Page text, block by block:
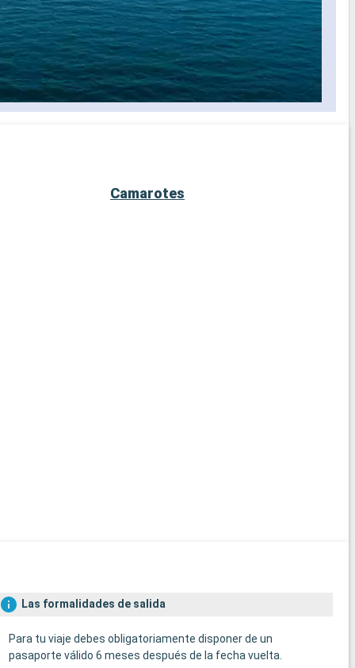
Camarotes
Las formalidades de salida
Para tu viaje debes obligatoriamente disponer de un
pasaporte válido 6 meses después de la fecha vuelta.